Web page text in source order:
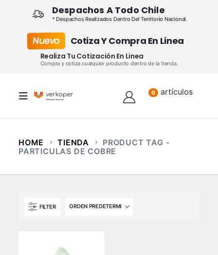
Despachos A Todo Chile
* Despachos Realizados Dentro Del Territorio Nacional.
Nuevo Cotiza Y Compra En Linea
Realiza Tu Cotización En Linea
Compra y cotiza cualquier producto dentro de la tienda.
0 artículos
HOME TIENDA
PRODUCT TAG -
PARTICULAS DE COBRE
FILTER